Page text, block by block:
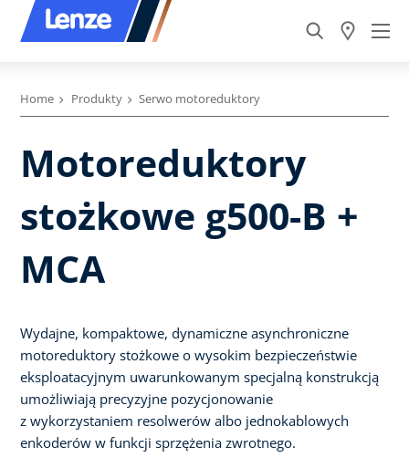
Home Produkty Serwo motoreduktory
Motoreduktory
stożkowe g500-B +
MCA
Wydajne, kompaktowe, dynamiczne asynchroniczne
motoreduktory stożkowe o wysokim bezpieczeństwie
eksploatacyjnym uwarunkowanym specjalną konstrukcją
umożliwiają precyzyjne pozycjonowanie
z wykorzystaniem resolwerów albo jednokablowych
enkoderów w funkcji sprzężenia zwrotnego.